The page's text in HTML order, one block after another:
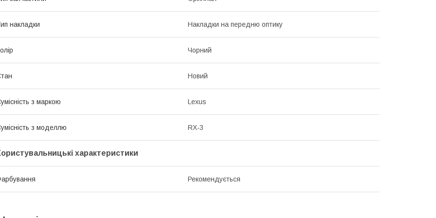
накладки Накладки на передню оптику
Чорний
Новий
з маркою Lexus
з моделлю RX-3
характеристики
Рекомендується